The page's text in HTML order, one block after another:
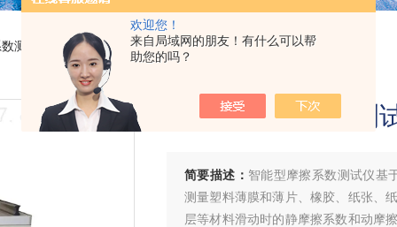
欢迎您！
来自局域网的朋友！有什么可以帮
助您的吗？
测试仪 > WCF-03智能型摩擦系数测试仪
智能型摩擦系数测
简要描述： 智能型摩擦系数测试仪基
测量塑料薄膜和薄片、橡胶、纸张、
层等材料滑动时的静摩擦系数和动摩